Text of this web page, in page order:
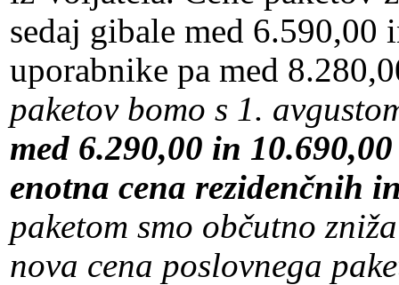
sedaj gibale med 6.590,00
uporabnike pa med
paketov bomo s 1.
med 6.290,00 in
enotna cena rezidenčnih
paketom smo občutno
nova cena poslovnega